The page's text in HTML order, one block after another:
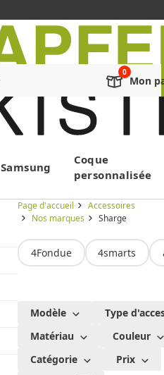
Mon
Samsung
Coque
personnalisée
Page d'accueil
Accessoires
Nos marques
Sharge
4Fondue 4smarts
SHARGE
Modèle
Type
Matériau
Couleur
Catégorie
Prix